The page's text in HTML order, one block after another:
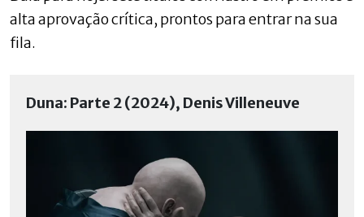
alta aprovação crítica, prontos para entrar na sua
fila.
Duna: Parte 2 (2024), Denis Villeneuve